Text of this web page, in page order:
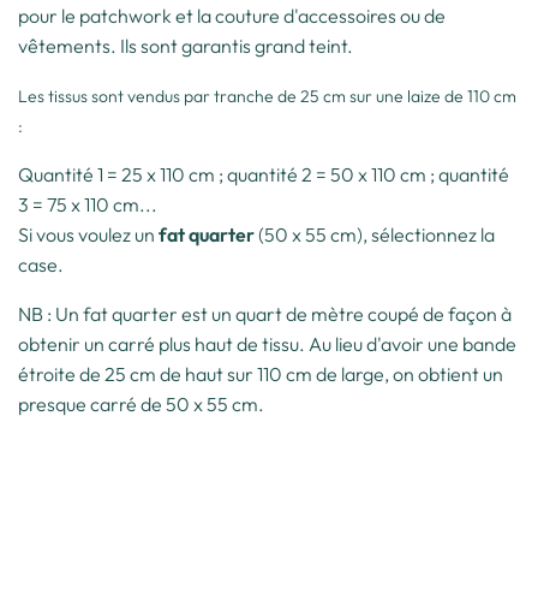
pour le patchwork et la couture d'accessoires ou de
vêtements. Ils sont garantis grand teint.
Les tissus sont vendus par tranche de 25 cm sur une laize de 110 cm
:
Quantité 1 = 25 x 110 cm ; quantité 2 = 50 x 110 cm ; quantité
3 = 75 x 110 cm...
Si vous voulez un fat quarter(50 x 55 cm), sélectionnez la
case.
NB : Un fat quarter est un quart de mètre coupé de façon à
obtenir un carré plus haut de tissu. Au lieu d'avoir une bande
étroite de 25 cm de haut sur 110 cm de large, on obtient un
presque carré de 50 x 55 cm.